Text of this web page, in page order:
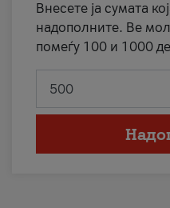
Внесете ја сумата
надополните. Ве
помеѓу 100 и 1000